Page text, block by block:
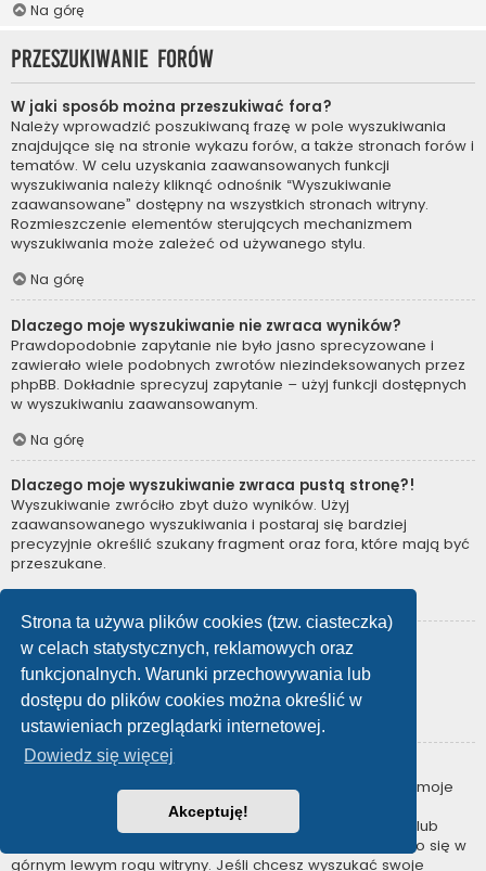
Strona ta używa plików cookies (tzw. ciasteczka)
w celach statystycznych, reklamowych oraz
funkcjonalnych. Warunki przechowywania lub
dostępu do plików cookies można określić w
ustawieniach przeglądarki internetowej.
Dowiedz się więcej
Akceptuję!
Na górę
Przeszukiwanie forów
W jaki sposób można przeszukiwać fora?
Należy wprowadzić poszukiwaną frazę w pole wyszukiwania
znajdujące się na stronie wykazu forów, a także stronach forów i
tematów. W celu uzyskania zaawansowanych funkcji
wyszukiwania należy kliknąć odnośnik “Wyszukiwanie
zaawansowane” dostępny na wszystkich stronach witryny.
Rozmieszczenie elementów sterujących mechanizmem
wyszukiwania może zależeć od używanego stylu.
Na górę
Dlaczego moje wyszukiwanie nie zwraca wyników?
Prawdopodobnie zapytanie nie było jasno sprecyzowane i
zawierało wiele podobnych zwrotów niezindeksowanych przez
phpBB. Dokładnie sprecyzuj zapytanie – użyj funkcji dostępnych
w wyszukiwaniu zaawansowanym.
Na górę
Dlaczego moje wyszukiwanie zwraca pustą stronę?!
Wyszukiwanie zwróciło zbyt dużo wyników. Użyj
zaawansowanego wyszukiwania i postaraj się bardziej
precyzyjnie określić szukany fragment oraz fora, które mają być
przeszukane.
Jak można wyszukać użytkowników?
Przejdź na stronę “Użytkownicy” i kliknij odnośnik “Znajdź
użytkownika”.
Na górę
W jaki sposób można znaleźć swoje posty i tematy?
Swoje posty można znaleźć, klikając odnośnik “Wyświetl moje
posty” znajdujący się w panelu zarządzania kontem lub
odnośnik “Posty użytkownika” na stronie swojego profilu lub
wybierając „Twoje posty” z menu „Więcej…” znajdującego się w
górnym lewym rogu witryny. Jeśli chcesz wyszukać swoje